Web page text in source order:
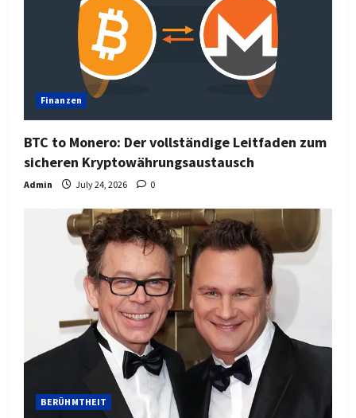
Finanzen
BTC to Monero: Der vollständige Leitfaden zum
sicheren Kryptowährungsaustausch
Admin July 24, 2026 0
BERÜHMTHEIT